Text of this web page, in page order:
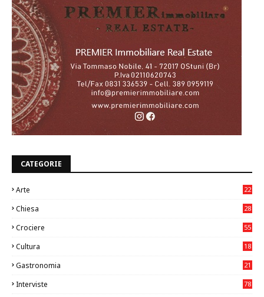
CATEGORIE
Arte
22
Chiesa
28
Crociere 55
Cultura
18
Gastronomia
21
Interviste 78